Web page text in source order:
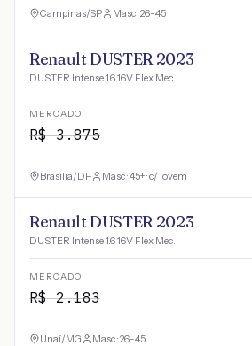
Campinas/SP Masc · 26-45
Renault DUSTER 2023
DUSTER Intense 1.6 16V Flex Mec.
MERCADO
R$3.875
Brasília/DF Masc · 45+ · c/ jovem
Renault DUSTER 2023
DUSTER Intense 1.6 16V Flex Mec.
MERCADO
R$2.183
Unaí/MG Masc · 26-45